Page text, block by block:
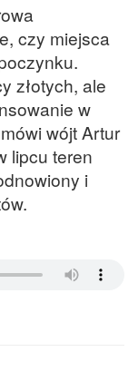
czy miejsca
złotych, ale
w
wójt Artur
lipcu teren
i